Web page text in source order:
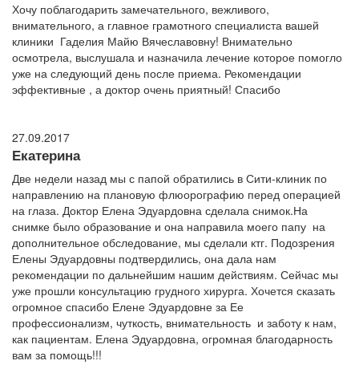
Хочу поблагодарить замечательного, вежливого,
внимательного, а главное грамотного специалиста вашей
клиники Гаделия Майю Вячеславовну! Внимательно
осмотрела, выслушала и назначила лечение которое помогло
уже на следующий день после приема. Рекомендации
эффективные , а доктор очень приятный! Спасибо
27.09.2017
Екатерина
Две недели назад мы с папой обратились в Сити-клиник по
направлению на плановую флюорографию перед операцией
на глаза. Доктор Елена Эдуардовна сделала снимок.На
снимке было образование и она направила моего папу на
дополнительное обследование, мы сделали ктг. Подозрения
Елены Эдуардовны подтвердились, она дала нам
рекомендации по дальнейшим нашим действиям. Сейчас мы
уже прошли консультацию грудного хирурга. Хочется сказать
огромное спасибо Елене Эдуардовне за Ее
профессионализм, чуткость, внимательность и заботу к нам,
как пациентам. Елена Эдуардовна, огромная благодарность
вам за помощь!!!